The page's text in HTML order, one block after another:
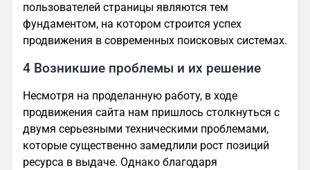
пользователей страницы являются тем
фундаментом, на котором строится успех
продвижения в современных поисковых системах.
4 Возникшие проблемы и их решение
Несмотря на проделанную работу, в ходе
продвижения сайта нам пришлось столкнуться с
двумя серьезными техническими проблемами,
которые существенно замедлили рост позиций
ресурса в выдаче. Однако благодаря